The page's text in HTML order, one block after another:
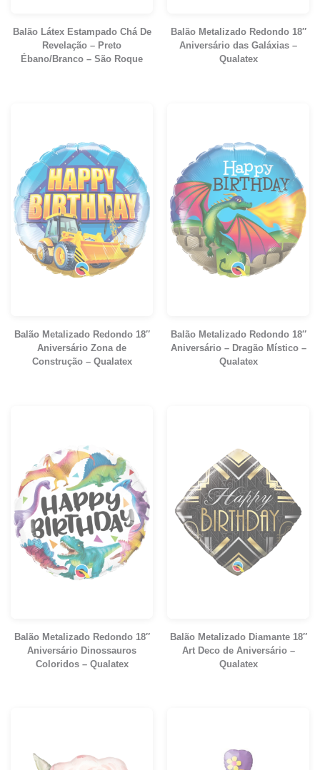
Balão Látex Estampado Chá De
Revelação – Preto
Ébano/Branco – São Roque
Balão Metalizado Redondo 18″
Aniversário das Galáxias –
Qualatex
Balão Metalizado Redondo 18″
Aniversário Zona de
Construção – Qualatex
Balão Metalizado Redondo 18″
Aniversário – Dragão Místico –
Qualatex
Balão Metalizado Redondo 18″
Aniversário Dinossauros
Coloridos – Qualatex
Balão Metalizado Diamante 18″
Art Deco de Aniversário –
Qualatex